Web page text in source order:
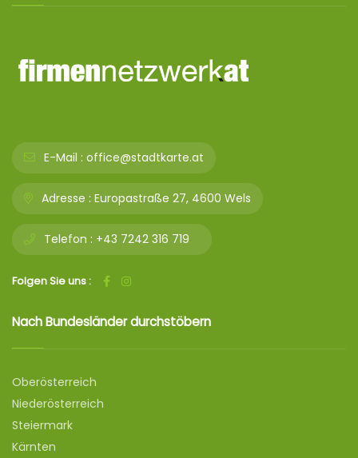
E-Mail : office@stadtkarte.at
Adresse : Europastraße 27, 4600 Wels
Telefon : +43 7242 316 719
Folgen Sie uns :
Nach Bundesländer durchstöbern
Oberösterreich
Niederösterreich
Steiermark
Kärnten